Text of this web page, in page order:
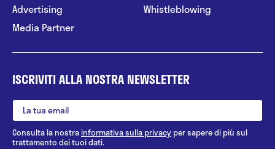
Advertising
Media Partner
Whistleblowing
ISCRIVITI ALLA NOSTRA NEWSLETTER
Consulta la nostrainformativa sulla privacy per sapere di più sul
trattamento dei tuoi dati.